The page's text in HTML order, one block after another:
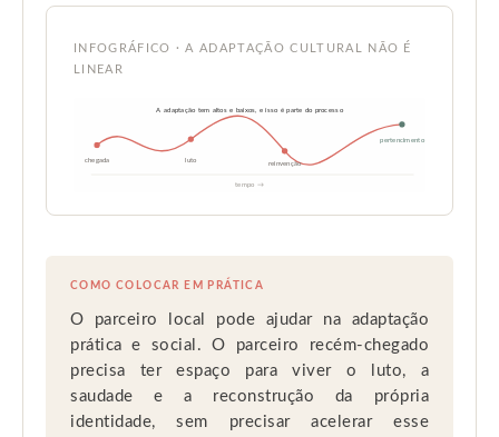
INFOGRÁFICO · A ADAPTAÇÃO CULTURAL NÃO É
LINEAR
chegada luto reinvenção
pertencimento
tempo →
A adaptação tem altos e baixos, e isso é parte do processo
COMO COLOCAR EM PRÁTICA
O parceiro local pode ajudar na adaptação
prática e social. O parceiro recém-chegado
precisa ter espaço para viver o luto, a
saudade e a reconstrução da própria
identidade, sem precisar acelerar esse